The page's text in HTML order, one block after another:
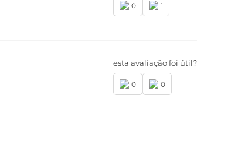
0 1
esta avaliação foi útil?
0 0